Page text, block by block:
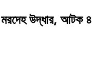
মরদেহ উদ্ধার, আটক ৪